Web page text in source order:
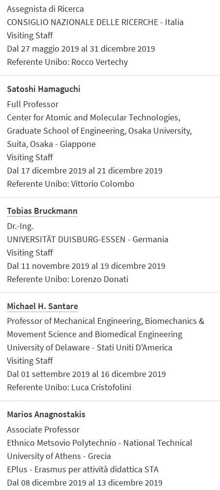
Assegnista di Ricerca
CONSIGLIO NAZIONALE DELLE RICERCHE - Italia
Visiting Staff
Dal 27 maggio 2019 al 31 dicembre 2019
Referente Unibo: Rocco Vertechy
Satoshi Hamaguchi
Full Professor
Center for Atomic and Molecular Technologies,
Graduate School of Engineering, Osaka University,
Suita, Osaka - Giappone
Visiting Staff
Dal 17 dicembre 2019 al 21 dicembre 2019
Referente Unibo: Vittorio Colombo
Tobias Bruckmann
Dr.-Ing.
UNIVERSITÄT DUISBURG-ESSEN - Germania
Visiting Staff
Dal 11 novembre 2019 al 19 dicembre 2019
Referente Unibo: Lorenzo Donati
Michael H. Santare
Professor of Mechanical Engineering, Biomechanics &
Movement Science and Biomedical Engineering
University of Delaware - Stati Uniti D'America
Visiting Staff
Dal 01 settembre 2019 al 16 dicembre 2019
Referente Unibo: Luca Cristofolini
Marios Anagnostakis
Associate Professor
Ethnico Metsovio Polytechnio - National Technical
University of Athens - Grecia
EPlus - Erasmus per attività didattica STA
Dal 08 dicembre 2019 al 13 dicembre 2019